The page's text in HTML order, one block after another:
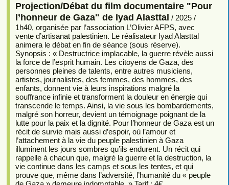
Projection/Débat du film documentaire "Pour
l’honneur de Gaza" de Iyad Alasttal / 2025 /
1h40, organisée par l’association L’Olivier AFPS, avec
vente d’artisanat palestinien. Le réalisateur Iyad Alasttal
animera le débat en fin de séance (sous réserve).
Synopsis : « Destructrice implacable, la guerre révèle aussi
la force de l’esprit humain. Les citoyens de Gaza, des
personnes pleines de talents, entre autres musiciens,
artistes, journalistes, des femmes, des hommes, des
enfants, donnent vie à leurs inspirations malgré la
souffrance infinie et transforment la douleur en énergie qui
transcende le temps. Ainsi, la vie sous les bombardements,
malgré son horreur, devient un témoignage poignant de la
lutte pour la paix et la dignité. Pour l’honneur de Gaza est un
récit de survie mais aussi d’espoir, où l’amour et
l’attachement à la vie du peuple palestinien à Gaza
illuminent les jours sombres qu’ils endurent. Un récit qui
rappelle à chacun que, malgré la guerre et la destruction, la
vie continue dans les camps et sous les tentes, et qui
prouve que, même dans l’adversité, l’humanité du « peuple